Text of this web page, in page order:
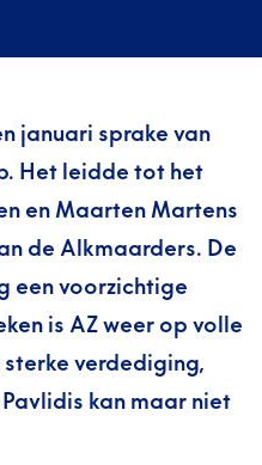
januari sprake van
Het leidde tot het
en Maarten Martens
de Alkmaarders. De
een voorzichtige
is AZ weer op volle
verdediging,
kan maar niet